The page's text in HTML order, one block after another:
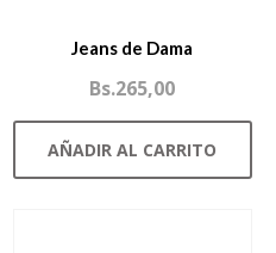
Jeans de Dama
Bs.265,00
AÑADIR AL CARRITO